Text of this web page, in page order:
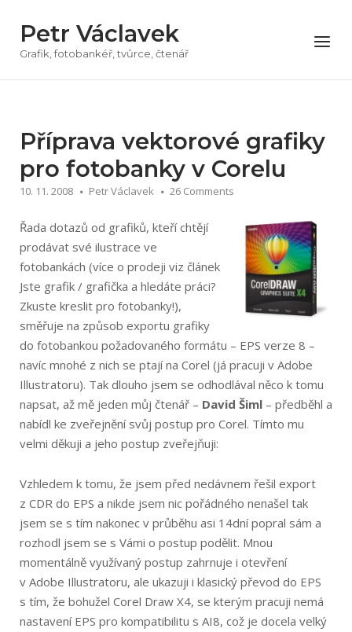
obsah
Petr Václavek
Grafik, fotobankéř, tvůrce, čtenář
Menu
Příprava vektorové grafiky
pro fotobanky v Corelu
10. 11. 2008 Petr Václavek 26 Comments
Řada dotazů od grafiků, kteří chtějí
prodávat své ilustrace ve
fotobankách (více o prodeji viz článek
Jste grafik / grafička a hledáte práci?
Zkuste kreslit pro fotobanky!),
směřuje na způsob exportu grafiky
do fotobankou požadovaného formátu – EPS verze 8 –
navíc mnohé z nich se ptají na Corel (já pracuji v Adobe
Illustratoru). Tak dlouho jsem se odhodlával něco k tomu
napsat, až mě jeden můj čtenář – David Šiml – předběhl a
nabídl ke zveřejnění svůj postup pro Corel. Tímto mu
velmi děkuji a jeho postup zveřejňuji:
Vzhledem k tomu, že jsem před nedávnem řešil export
z CDR do EPS a nikde jsem nic pořádného nenašel tak
jsem se s tím nakonec v průběhu asi 14dní popral sám a
rozhodl jsem se s Vámi o postup podělit. Mnou
momentálně využívaný postup zahrnuje i otevření
v Adobe Illustratoru, ale ukazuji i klasický převod do EPS
s tím, že bohužel Corel Draw X4, se kterým pracuji nemá
nastavení EPS pro kompatibilitu s AI8, což je docela velký